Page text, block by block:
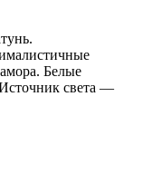
Белые
света —